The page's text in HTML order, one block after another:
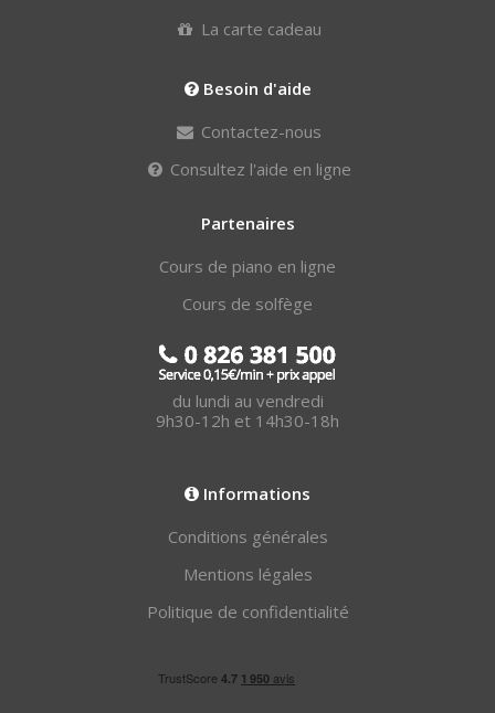
La carte cadeau
Besoin d'aide
Contactez-nous
Consultez l'aide en ligne
Partenaires
Cours de piano en ligne
Cours de solfège
du lundi au vendredi
9h30-12h et 14h30-18h
Informations
Conditions générales
Mentions légales
Politique de confidentialité